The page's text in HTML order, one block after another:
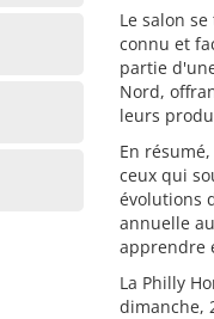
Le salon
connu et
partie
Nord,
leurs
En
ceux qui
évolutions
annuelle
apprendre
La Philly
dimanche,